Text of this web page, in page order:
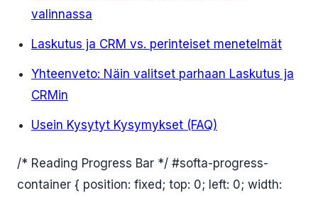
valinnassa
Laskutus ja CRM vs. perinteiset menetelmät
Yhteenveto: Näin valitset parhaan Laskutus ja
CRMin
Usein Kysytyt Kysymykset (FAQ)
/* Reading Progress Bar */ #softa-progress-
container { position: fixed; top: 0; left: 0; width: